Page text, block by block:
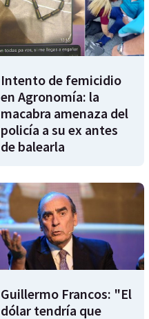
Intento de femicidio
en Agronomía: la
macabra amenaza del
policía a su ex antes
de balearla
Guillermo Francos: "El
dólar tendría que